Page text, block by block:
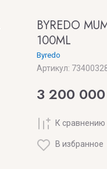
BYREDO
100ML
Byredo
Артикул:
3 200 000
К сравнению
В избранное